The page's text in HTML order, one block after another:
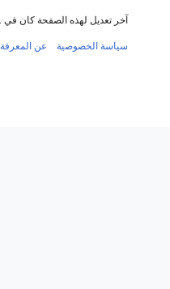
آخر تعديل لهذه الصفحة كان في 01:01, 30 أكتوبر 2013.
سياسة الخصوصية عن المعرفة